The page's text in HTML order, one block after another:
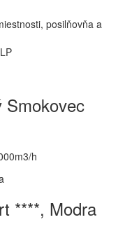
posilňovňa a
Smokovec
h
****, Modra